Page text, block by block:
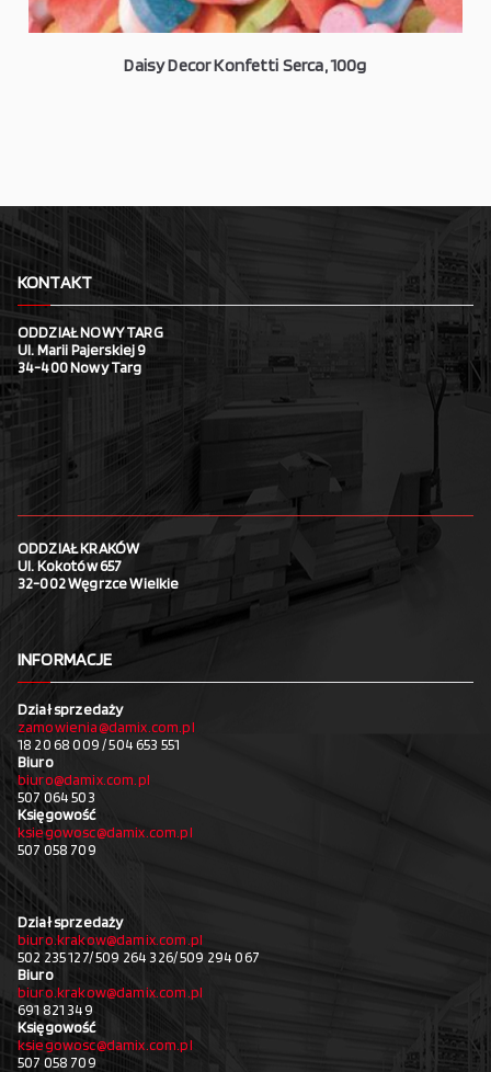
Daisy Decor Konfetti Serca, 100g
KONTAKT
ODDZIAŁ NOWY TARG
Ul. Marii Pajerskiej 9
34-400 Nowy Targ
ODDZIAŁ KRAKÓW
Ul. Kokotów 657
32-002 Węgrzce Wielkie
INFORMACJE
Dział sprzedaży
zamowienia@damix.com.pl
18 20 68 009 / 504 653 551
Biuro
biuro@damix.com.pl
507 064 503
Księgowość
ksiegowosc@damix.com.pl
507 058 709
Dział sprzedaży
biuro.krakow@damix.com.pl
502 235 127/ 509 264 326/ 509 294 067
Biuro
biuro.krakow@damix.com.pl
691 821 349
Księgowość
ksiegowosc@damix.com.pl
507 058 709